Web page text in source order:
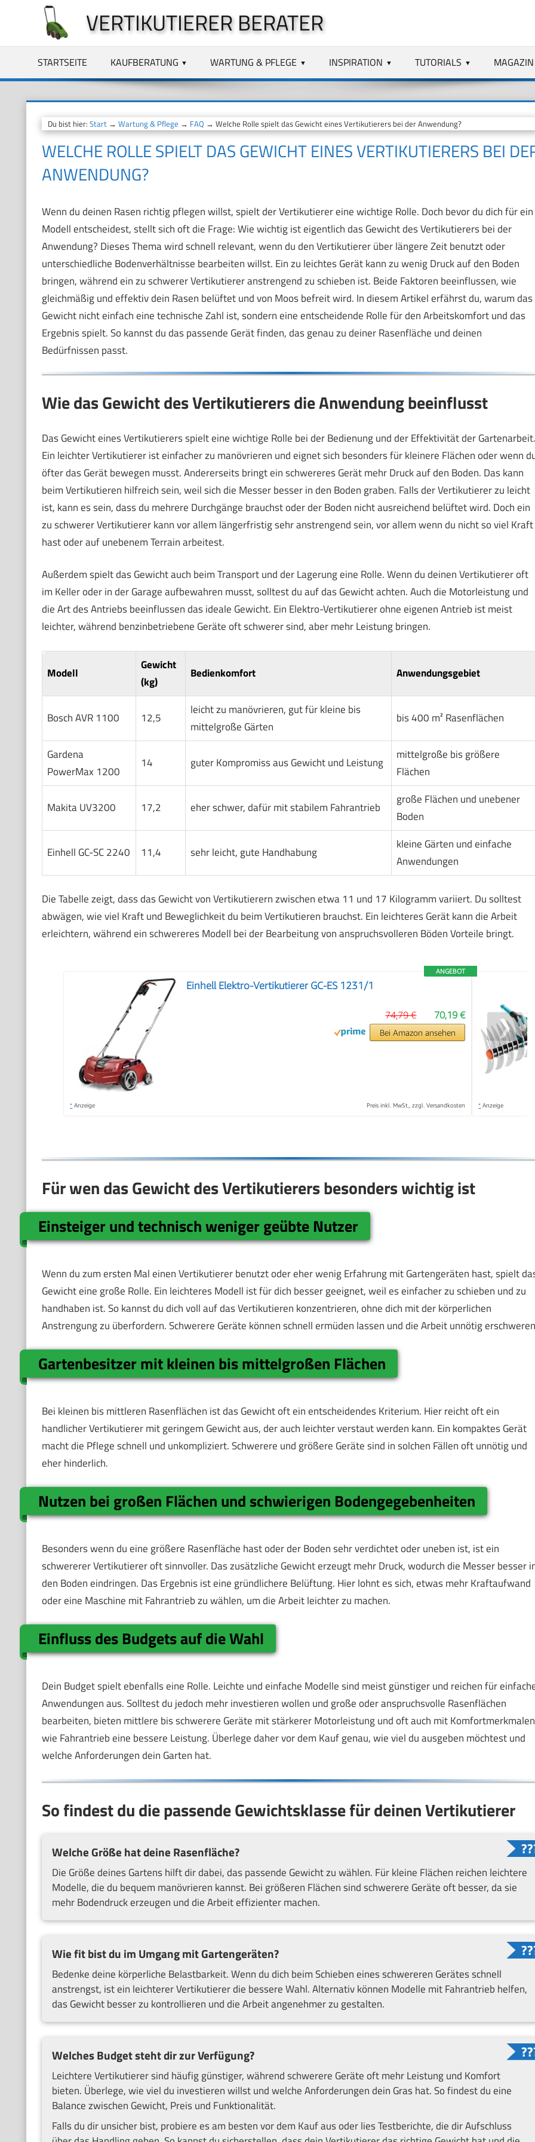
springen
VERTIKUTIERER BERATER
STARTSEITE KAUFBERATUNG WARTUNG & PFLEGE INSPIRATION TUTORIALS MAGAZIN
Du bist hier: Start→ Wartung & Pflege → FAQ → Welche Rolle spielt das Gewicht eines Vertikutierers bei der Anwendung?
WELCHE ROLLE SPIELT DAS GEWICHT EINES VERTIKUTIERERS BEI
ANWENDUNG?
Wenn du deinen Rasen richtig pflegen willst, spielt der Vertikutierer eine wichtige Rolle. Doch bevor du dich für ein
Modell entscheidest, stellt sich oft die Frage: Wie wichtig ist eigentlich das Gewicht des Vertikutierers bei der
Anwendung? Dieses Thema wird schnell relevant, wenn du den Vertikutierer über längere Zeit benutzt oder
unterschiedliche Bodenverhältnisse bearbeiten willst. Ein zu leichtes Gerät kann zu wenig Druck auf den Boden
bringen, während ein zu schwerer Vertikutierer anstrengend zu schieben ist. Beide Faktoren beeinflussen, wie
gleichmäßig und effektiv dein Rasen belüftet und von Moos befreit wird. In diesem Artikel erfährst du, warum das
Gewicht nicht einfach eine technische Zahl ist, sondern eine entscheidende Rolle für den Arbeitskomfort und das
Ergebnis spielt. So kannst du das passende Gerät finden, das genau zu deiner Rasenfläche und deinen
Bedürfnissen passt.
Wie das Gewicht des Vertikutierers die Anwendung beeinflusst
Das Gewicht eines Vertikutierers spielt eine wichtige Rolle bei der Bedienung und der Effektivität der Gartenarbeit.
Ein leichter Vertikutierer ist einfacher zu manövrieren und eignet sich besonders für kleinere Flächen oder wenn
öfter das Gerät bewegen musst. Andererseits bringt ein schwereres Gerät mehr Druck auf den Boden. Das kann
beim Vertikutieren hilfreich sein, weil sich die Messer besser in den Boden graben. Falls der Vertikutierer zu leicht
ist, kann es sein, dass du mehrere Durchgänge brauchst oder der Boden nicht ausreichend belüftet wird. Doch ein
zu schwerer Vertikutierer kann vor allem längerfristig sehr anstrengend sein, vor allem wenn du nicht so viel Kraft
hast oder auf unebenem Terrain arbeitest.
Außerdem spielt das Gewicht auch beim Transport und der Lagerung eine Rolle. Wenn du deinen Vertikutierer oft
im Keller oder in der Garage aufbewahren musst, solltest du auf das Gewicht achten. Auch die Motorleistung und
die Art des Antriebs beeinflussen das ideale Gewicht. Ein Elektro-Vertikutierer ohne eigenen Antrieb ist meist
leichter, während benzinbetriebene Geräte oft schwerer sind, aber mehr Leistung bringen.
Modell
Gewicht
(kg)
Bedienkomfort Anwendungsgebiet
Bosch AVR 1100 12,5
leicht zu manövrieren, gut für kleine bis
mittelgroße Gärten
bis 400 m² Rasenflächen
Gardena
PowerMax 1200
14 guter Kompromiss aus Gewicht und Leistung
mittelgroße bis größere
Flächen
Makita UV3200 17,2 eher schwer, dafür mit stabilem Fahrantrieb
große Flächen und unebener
Boden
Einhell GC-SC 2240 11,4 sehr leicht, gute Handhabung
kleine Gärten und einfache
Anwendungen
Die Tabelle zeigt, dass das Gewicht von Vertikutierern zwischen etwa 11 und 17 Kilogramm variiert. Du solltest
abwägen, wie viel Kraft und Beweglichkeit du beim Vertikutieren brauchst. Ein leichteres Gerät kann die Arbeit
erleichtern, während ein schwereres Modell bei der Bearbeitung von anspruchsvolleren Böden Vorteile bringt.
ANGEBOT
Einhell Elektro-Vertikutierer GC-ES 1231/1
70,19 €
74,79 €
Bei Amazon ansehen
* Anzeige Preis inkl. MwSt., zzgl. Versandkosten * Anzeige
❯
Für wen das Gewicht des Vertikutierers besonders wichtig ist
Einsteiger und technisch weniger geübte Nutzer
Wenn du zum ersten Mal einen Vertikutierer benutzt oder eher wenig Erfahrung mit Gartengeräten hast, spielt
Gewicht eine große Rolle. Ein leichteres Modell ist für dich besser geeignet, weil es einfacher zu schieben und zu
handhaben ist. So kannst du dich voll auf das Vertikutieren konzentrieren, ohne dich mit der körperlichen
Anstrengung zu überfordern. Schwerere Geräte können schnell ermüden lassen und die Arbeit unnötig
Gartenbesitzer mit kleinen bis mittelgroßen Flächen
Bei kleinen bis mittleren Rasenflächen ist das Gewicht oft ein entscheidendes Kriterium. Hier reicht oft ein
handlicher Vertikutierer mit geringem Gewicht aus, der auch leichter verstaut werden kann. Ein kompaktes Gerät
macht die Pflege schnell und unkompliziert. Schwerere und größere Geräte sind in solchen Fällen oft unnötig und
eher hinderlich.
Nutzen bei großen Flächen und schwierigen Bodengegebenheiten
Besonders wenn du eine größere Rasenfläche hast oder der Boden sehr verdichtet oder uneben ist, ist ein
schwererer Vertikutierer oft sinnvoller. Das zusätzliche Gewicht erzeugt mehr Druck, wodurch die Messer besser
den Boden eindringen. Das Ergebnis ist eine gründlichere Belüftung. Hier lohnt es sich, etwas mehr Kraftaufwand
oder eine Maschine mit Fahrantrieb zu wählen, um die Arbeit leichter zu machen.
Einfluss des Budgets auf die Wahl
Dein Budget spielt ebenfalls eine Rolle. Leichte und einfache Modelle sind meist günstiger und reichen für
Anwendungen aus. Solltest du jedoch mehr investieren wollen und große oder anspruchsvolle Rasenflächen
bearbeiten, bieten mittlere bis schwerere Geräte mit stärkerer Motorleistung und oft auch mit Komfortmerkmalen
wie Fahrantrieb eine bessere Leistung. Überlege daher vor dem Kauf genau, wie viel du ausgeben möchtest und
welche Anforderungen dein Garten hat.
So findest du die passende Gewichtsklasse für deinen Vertikutierer
Welche Größe hat deine Rasenfläche?
Die Größe deines Gartens hilft dir dabei, das passende Gewicht zu wählen. Für kleine Flächen reichen leichtere
Modelle, die du bequem manövrieren kannst. Bei größeren Flächen sind schwerere Geräte oft besser, da sie
mehr Bodendruck erzeugen und die Arbeit effizienter machen.
Wie fit bist du im Umgang mit Gartengeräten?
Bedenke deine körperliche Belastbarkeit. Wenn du dich beim Schieben eines schwereren Gerätes schnell
anstrengst, ist ein leichterer Vertikutierer die bessere Wahl. Alternativ können Modelle mit Fahrantrieb helfen,
das Gewicht besser zu kontrollieren und die Arbeit angenehmer zu gestalten.
Welches Budget steht dir zur Verfügung?
Leichtere Vertikutierer sind häufig günstiger, während schwerere Geräte oft mehr Leistung und Komfort
bieten. Überlege, wie viel du investieren willst und welche Anforderungen dein Gras hat. So findest du eine
Balance zwischen Gewicht, Preis und Funktionalität.
Falls du dir unsicher bist, probiere es am besten vor dem Kauf aus oder lies Testberichte, die dir Aufschluss